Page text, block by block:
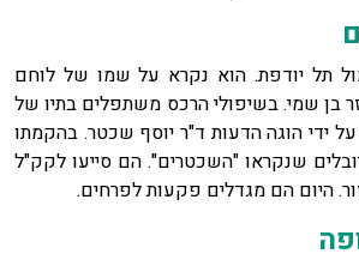
תל יודפת. הוא נקרא על שמו של לוחם
בן שמי. בשיפולי הרכס משתפלים בתיו של
ידי הוגה הדעות ד"ר יוסף שכטר. בהקמתו
שנקראו "השכטרים". הם סייעו לקק"ל
היום הם מגדלים פקעות לפרחים.